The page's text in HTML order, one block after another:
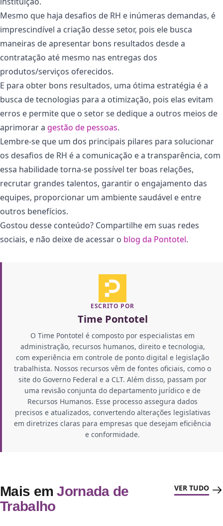
Mesmo que haja desafios de RH e inúmeras demandas, é
imprescindível a criação desse setor, pois ele busca
maneiras de apresentar bons resultados desde a
contratação até mesmo nas entregas dos
produtos/serviços oferecidos.
E para obter bons resultados, uma ótima estratégia é a
busca de tecnologias para a otimização, pois elas evitam
erros e permite que o setor se dedique a outros meios de
aprimorar a gestão de pessoas.
Lembre-se que um dos principais pilares para solucionar
os desafios de RH é a comunicação e a transparência, com
essa habilidade torna-se possível ter boas relações,
recrutar grandes talentos, garantir o engajamento das
equipes, proporcionar um ambiente saudável e entre
outros benefícios.
Gostou desse conteúdo? Compartilhe em suas redes
sociais, e não deixe de acessar o blog da Pontotel.
ESCRITO POR
Time Pontotel
O Time Pontotel é composto por especialistas em
administração, recursos humanos, direito e tecnologia,
com experiência em controle de ponto digital e legislação
trabalhista. Nossos recursos vêm de fontes oficiais, como o
site do Governo Federal e a CLT. Além disso, passam por
uma revisão conjunta do departamento jurídico e de
Recursos Humanos. Esse processo assegura dados
precisos e atualizados, convertendo alterações legislativas
em diretrizes claras para empresas que desejam eficiência
e conformidade.
Mais emJornada de
Trabalho
VER TUDO